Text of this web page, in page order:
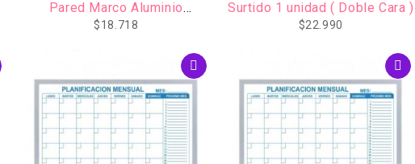
Pared Marco Aluminio
45x60cm
$18.718
Surtido 1 unidad ( Doble Cara )
$22.990